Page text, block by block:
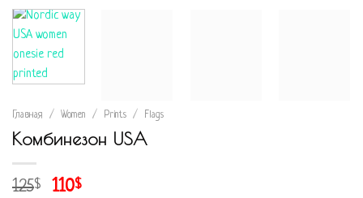
Главная / Women / Prints / Flags
Комбинезон USA
125$ 110$